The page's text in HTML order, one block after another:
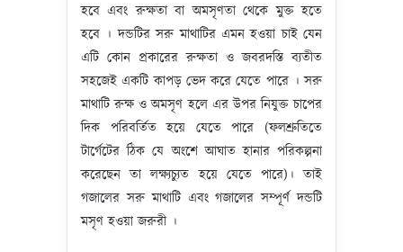
হবে এবং রুক্ষতা বা অমসৃণতা থেকে মুক্ত হতে
হবে । দন্ডটির সরু মাথাটির এমন হওয়া চাই যেন
এটি কোন প্রকারের রুক্ষতা ও জবরদস্তি ব্যতীত
সহজেই একটি কাপড় ভেদ করে যেতে পারে । সরু
মাথাটি রুক্ষ ও অমসৃণ হলে এর উপর নিযুক্ত চাপের
দিক পরিবর্তিত হয়ে যেতে পারে (ফলশ্রুতিতে
টার্গেটের ঠিক যে অংশে আঘাত হানার পরিকল্পনা
করেছেন তা লক্ষ্যচ্যুত হয়ে যেতে পারে)। তাই
গজালের সরু মাথাটি এবং গজালের সম্পূর্ণ দন্ডটি
মসৃণ হওয়া জরুরী ।